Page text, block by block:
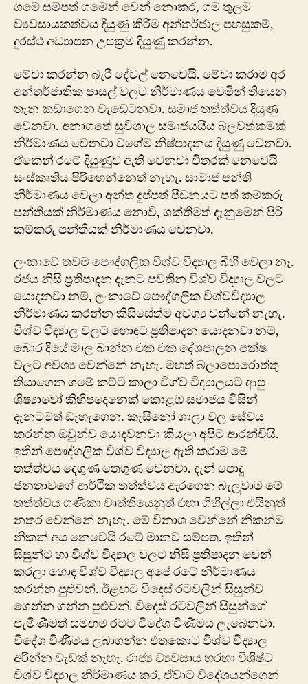
ගමේ සම්පත් ගමෙන් වෙන් නොකර, ගම තුලම
ව්‍යවසායකත්වය දියුණු කිරීම අන්තර්ජාල පහසුකම්,
දුරස්ථ අධ්‍යාපන උපක්‍රම දියුණු කරන්න.
මේවා කරන්න බැරි දේවල් නෙවෙයි. මේවා කරාම අර
අන්තර්ජාතික පාසල් වලට නිර්මාණය වෙමින් තියෙන
තැන කඩාගෙන වැඩෙටනවා. සමාජ තත්ත්වය දියුණු
වෙනවා. අනාගතේ සුවිශාල සමාජයයීය බලවත්කමක්
නිර්මාණය වෙනවා වගේම නිෂ්පාදනය දියුණු වෙනවා.
ඒකෙන් රටේ දියුණුව ඇති වෙනවා විතරක් නෙවෙයි
සංස්කෘතිය පිරිහෙන්නෙත් නැහැ. සාමාජ පන්ති
නිර්මාණය වෙලා අන්ත දුප්පත් පීඩනයට පත් කම්කරු
පන්තියක් නිර්මාණය නොවී, ශක්තිමත් දැනුමෙන් පිරි
කම්කරු පන්තියක් නිර්මාණය වෙනවා.
ලංකාවේ තවම පෞද්ගලික විශ්ව විද්‍යාල බිහි වෙලා නෑ.
රජය නිසි ප්‍රතිපාදන දැනට පවතින විශ්ව විද්‍යාල වලට
යොදනවා නම්, ලංකාවේ පෞද්ගලික විශ්වවිද්‍යාල
නිර්මාණය කරන්න කිසිසේත්ම අවශ්‍ය වන්නේ නැහැ.
විශ්ව විද්‍යාල වලට හොඳට ප්‍රතිපාදන යොදනවා නම්,
බොර දියේ මාලු බාන්න එක එක දේශපාලන පක්ෂ
වලට අවශ්‍ය වෙන්නේ නැහැ. මහත් බලාපොරොත්තු
තියාගෙන ගමේ කට්ට කාලා විශ්ව විද්‍යාලයට ආපු
ශිෂ්‍යාවෝ කිහිපදෙනෙක් කොළඹ සමාජය විසින්
දැනටමත් ඩැහැගෙන. කැසිනෝ ශාලා වල සේවය
කරන්න ඔවුන්ව යොදවනවා කියලා අපිට ආරන්චියි.
ඉතින් පෞද්ගලික විශ්ව විද්‍යාල ඇති කරාම මේ
තත්ත්වය දෙගුණ තෙගුණ වෙනවා. දැන් පොදු
ජනතාවගේ ආර්ථික තත්ත්වය ඇරගෙන බැලුවාම මේ
තත්ත්වය ගණිකා වෘත්තියෙනුත් එහා ගිහිල්ලා එයිනුත්
නත‍ර වෙන්නේ නැහැ. මේ විනාශ වෙන්නේ නිකන්ම
නිකන් අය නෙවෙයි රටේ මානව සම්පත. ඉතින්
සිසුන්ට හා විශ්ව විද්‍යාල වලට නිසි ප්‍රතිපාදන වෙන්
කරලා හොඳ විශ්ව විද්‍යාල අපේ රටේ නිර්මාණය
කරන්න පුළුවන්. ඊළඟට විදෙස් රටවලින් සිසුන්ව
ගෙන්න ගන්න පුළුවන්. විදෙස් රටවලින් සිසුන්ගේ
පැමිණීමත් සමඟම රටට විදේශ විණිමය ලැබෙනවා.
විදේශ විණිමය ලබාගන්න එතකොට විශ්ව විද්‍යාල
අරින්න වැඩක් නැහැ. රාජ්‍ය ව්‍යවසාය හරහා විශිෂ්ට
විශ්ව විද්‍යාල නිර්මාණය කර, ඒවාට විදේශයන්ගෙන්